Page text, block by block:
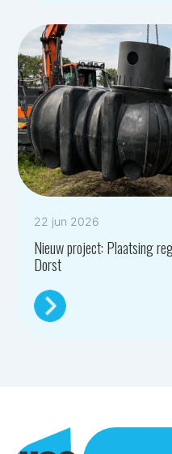
22 jun 2026
Nieuw project: Plaatsing
Dorst